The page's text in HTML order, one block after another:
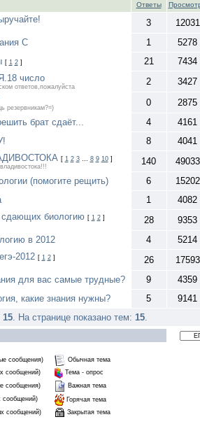
Ответы
3
12031
C
1
5278
[ 1 2] 21
7434
число
ответов,пожалуйста 2
3427
резервникам?=) 0
2875
брат сдаёт...
4
4161
8
4041
[ 1 2 3… 8 9 10]
140
49033
(помогите рещить)
6
15202
1
4082
сдающих биологию [ 1 2]
28
9353
в 2012
4
5214
2012 [ 1 2]
26
17593
для вас самые трудные?
9
4359
какие знания нужны?
5
9141
15. На странице показано тем: 15.
сообщения)
Обычная тема
сообщений)
Тема - опрос
сообщения)
Важная тема
сообщений)
Горячая тема
сообщений)
Закрытая тема